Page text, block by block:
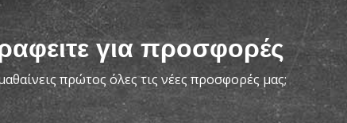
για προσφορές
πρώτος όλες τις νέες προσφορές μας;